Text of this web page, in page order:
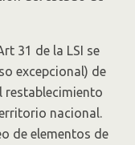
31 de la LSI se
excepcional) de
restablecimiento
nacional.
de elementos de